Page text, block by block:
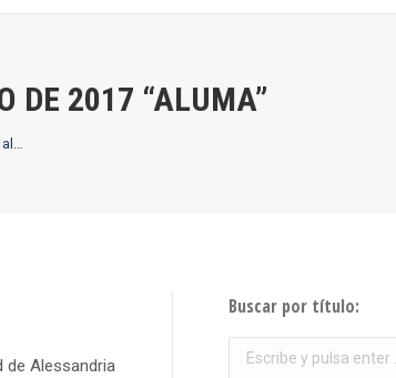
DE 2017 “ALUMA”
al…
de Alessandria
Buscar por título:
Buscar: